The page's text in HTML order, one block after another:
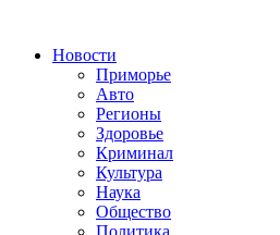
Новости
Приморье
Авто
Регионы
Здоровье
Криминал
Культура
Наука
Общество
Политика